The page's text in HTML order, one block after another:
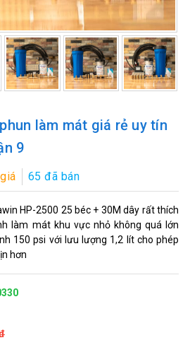
làm mát giá rẻ uy tín
9
65 đã bán
HP-2500 25 béc + 30M dây rất thích
làm mát khu vực nhỏ không quá lớn
150 psi với lưu lượng 1,2 lít cho phép
hơn